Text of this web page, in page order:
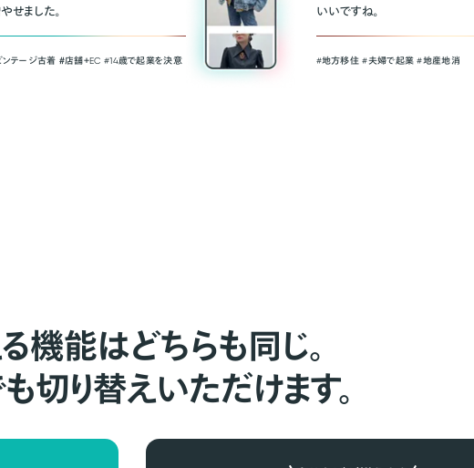
せました。
ンテージ古着 ＃店舗＋EC #14歳で起業を決意
いいですね。
#地方移住 #夫婦で起業 #地産地消
機能はどちらも同じ。
切り替えいただけます。